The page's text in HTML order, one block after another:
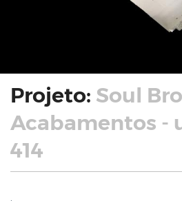
Projeto: Soul
Acabamentos -
414